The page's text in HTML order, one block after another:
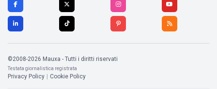
©2008-2026 Mauxa - Tutti i diritti riservati
Testata giornalistica registrata
Privacy Policy Cookie Policy